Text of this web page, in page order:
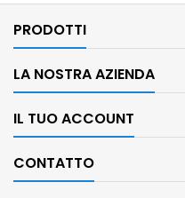
PRODOTTI
LA NOSTRA AZIENDA
IL TUO ACCOUNT
CONTATTO